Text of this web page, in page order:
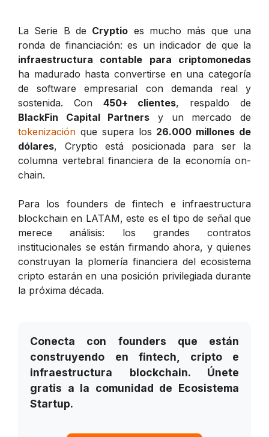
La Serie B de Cryptio es mucho más que una
ronda de financiación: es un indicador de que la
infraestructura contable para criptomonedas
ha madurado hasta convertirse en una categoría
de software empresarial con demanda real y
sostenida. Con 450+ clientes, respaldo de
BlackFin Capital Partners y un mercado de
tokenización que supera los 26.000 millones de
dólares, Cryptio está posicionada para ser la
columna vertebral financiera de la economía on-
chain.
Para los founders de fintech e infraestructura
blockchain en LATAM, este es el tipo de señal que
merece análisis: los grandes contratos
institucionales se están firmando ahora, y quienes
construyan la plomería financiera del ecosistema
cripto estarán en una posición privilegiada durante
la próxima década.
Conecta con founders que están
construyendo en fintech, cripto e
infraestructura blockchain. Únete
gratis a la comunidad de Ecosistema
Startup.